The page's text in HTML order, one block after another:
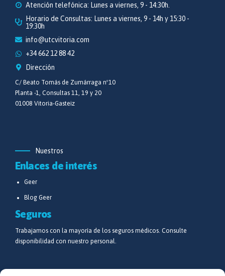
Atención telefónica: Lunes a viernes, 9 - 14:30h.
Horario de Consultas: Lunes a viernes, 9 - 14h y 15:30 -
19:30h
info@utcvitoria.com
+34 662 12 88 42
Dirección
C/ Beato Tomás de Zumárraga nº10
Planta -1, Consultas 11, 19 y 20
01008 Vitoria-Gasteiz
Nuestros
Enlaces de interés
Geer
Blog Geer
Seguros
Trabajamos con la mayoría de los seguros médicos. Consulte
disponibilidad con nuestro personal.